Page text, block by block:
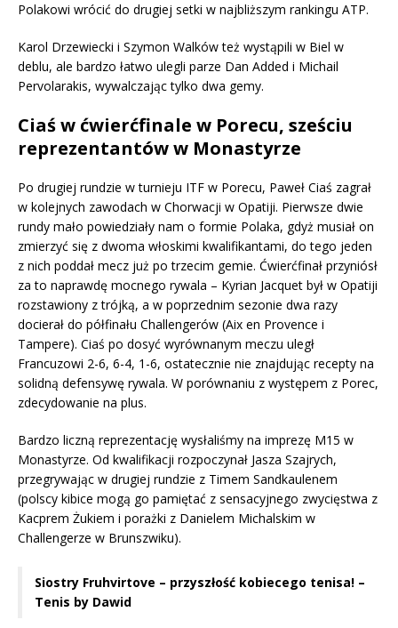
Polakowi wrócić do drugiej setki w najbliższym rankingu ATP.
Karol Drzewiecki i Szymon Walków też wystąpili w Biel w
deblu, ale bardzo łatwo ulegli parze Dan Added i Michail
Pervolarakis, wywalczając tylko dwa gemy.
Ciaś w ćwierćfinale w Porecu, sześciu
reprezentantów w Monastyrze
Po drugiej rundzie w turnieju ITF w Porecu, Paweł Ciaś zagrał
w kolejnych zawodach w Chorwacji w Opatiji. Pierwsze dwie
rundy mało powiedziały nam o formie Polaka, gdyż musiał on
zmierzyć się z dwoma włoskimi kwalifikantami, do tego jeden
z nich poddał mecz już po trzecim gemie. Ćwierćfinał przyniósł
za to naprawdę mocnego rywala – Kyrian Jacquet był w Opatiji
rozstawiony z trójką, a w poprzednim sezonie dwa razy
docierał do półfinału Challengerów (Aix en Provence i
Tampere). Ciaś po dosyć wyrównanym meczu uległ
Francuzowi 2-6, 6-4, 1-6, ostatecznie nie znajdując recepty na
solidną defensywę rywala. W porównaniu z występem z Porec,
zdecydowanie na plus.
Bardzo liczną reprezentację wysłaliśmy na imprezę M15 w
Monastyrze. Od kwalifikacji rozpoczynał Jasza Szajrych,
przegrywając w drugiej rundzie z Timem Sandkaulenem
(polscy kibice mogą go pamiętać z sensacyjnego zwycięstwa z
Kacprem Żukiem i porażki z Danielem Michalskim w
Challengerze w Brunszwiku).
Siostry Fruhvirtove – przyszłość kobiecego tenisa! –
Tenis by Dawid